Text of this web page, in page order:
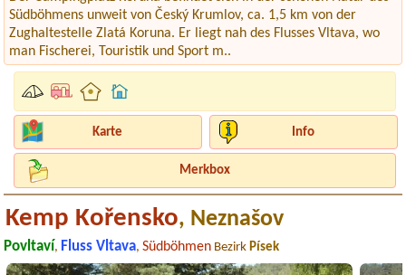
Südböhmens unweit von Český Krumlov, ca. 1,5 km von der
Zughaltestelle Zlatá Koruna. Er liegt nah des Flusses Vltava, wo
man Fischerei, Touristik und Sport m..
Karte Info
Merkbox
Kemp Kořensko, Neznašov
Povltaví, Fluss Vltava,Südböhmen Bezirk Písek